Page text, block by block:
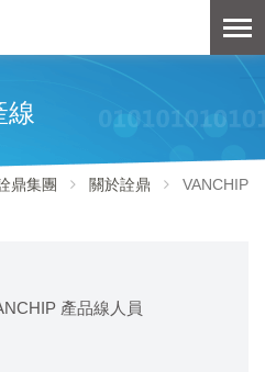
線
鼎集團 關於詮鼎 VANCHIP
產品線人員